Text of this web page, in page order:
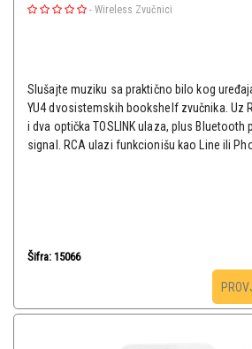
- Wireless Zvučnici
Slušajte muziku sa praktično bilo kog
YU4 dvosistemskih bookshelf zvučnika. Uz
i dva optička TOSLINK ulaza, plus
signal. RCA ulazi funkcionišu kao Line ili
Šifra: 15066